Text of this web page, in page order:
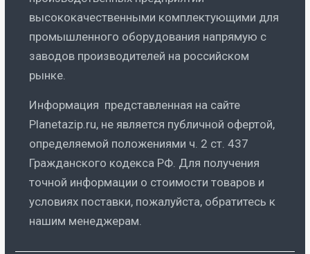
высококачественными комплектующими для
промышленного оборудования напрямую с
заводов производителей на российском
рынке.
Информация представленная на сайте
Planetazip.ru, не является публичной офертой,
определяемой положениями ч. 2 ст. 437
Гражданского кодекса РФ. Для получения
точной информации о стоимости товаров и
условиях поставки, пожалуйста, обратитесь к
нашим менеджерам.